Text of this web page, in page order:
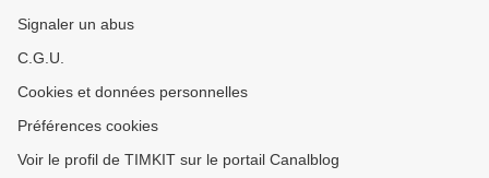
Signaler un abus
C.G.U.
Cookies et données personnelles
Préférences cookies
Voir le profil de TIMKIT sur le portail Canalblog